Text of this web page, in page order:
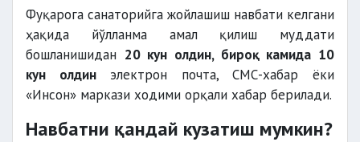
Фуқарога санаторийга жойлашиш навбати келгани
ҳақида йўлланма амал қилиш муддати
бошланишидан 20 кун олдин, бироқ камида 10
кун олдинэлектрон почта, СМС-хабар ёки
«Инсон» маркази ходими орқали хабар берилади.
Навбатни қандай кузатиш мумкин?